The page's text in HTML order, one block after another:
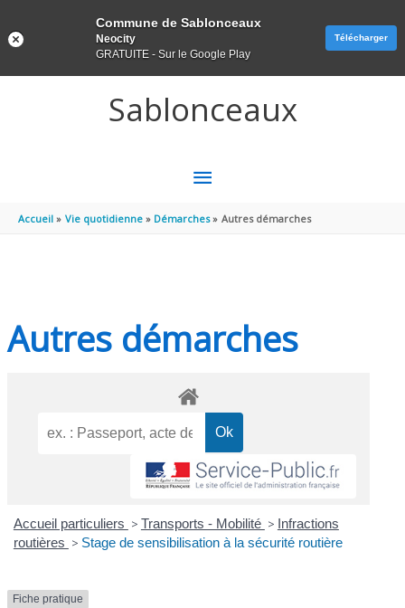
Sablonceaux
MENU
PRINCIPAL
Accueil Vie quotidienne Démarches Autres démarches
Autres démarches
Accueil particuliers > Transports - Mobilité > Infractions
routières > Stage de sensibilisation à la sécurité routière
Fiche pratique
Commune de Sablonceaux
Neocity
GRATUITE - Sur le Google Play
Télécharger